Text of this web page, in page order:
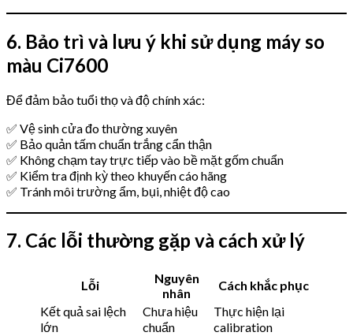
6. Bảo trì và lưu ý khi sử dụng máy so
màu Ci7600
Để đảm bảo tuổi thọ và độ chính xác:
✅ Vệ sinh cửa đo thường xuyên
✅ Bảo quản tấm chuẩn trắng cẩn thận
✅ Không chạm tay trực tiếp vào bề mặt gốm chuẩn
✅ Kiểm tra định kỳ theo khuyến cáo hãng
✅ Tránh môi trường ẩm, bụi, nhiệt độ cao
7. Các lỗi thường gặp và cách xử lý
Lỗi
Nguyên
nhân
Cách khắc phục
Kết quả sai lệch
lớn
Chưa hiệu
chuẩn
Thực hiện lại
calibration